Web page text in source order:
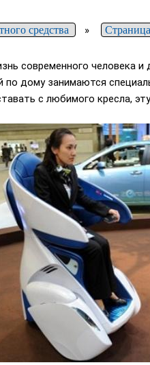
средства »
современного человека
по дому занимаются
с любимого кресла,